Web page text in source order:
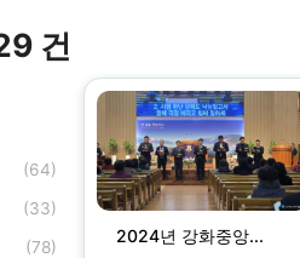
건
(64)
(33)
(78)
2024년 강화중앙...